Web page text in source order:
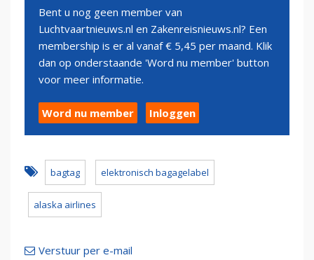
Bent u nog geen member van
Luchtvaartnieuws.nl en Zakenreisnieuws.nl? Een
membership is er al vanaf € 5,45 per maand. Klik
dan op onderstaande 'Word nu member' button
voor meer informatie.
Word nu member Inloggen
bagtag elektronisch bagagelabel
alaska airlines
Verstuur per e-mail